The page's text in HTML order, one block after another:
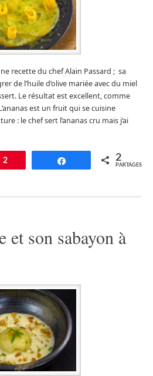
recette du chef Alain Passard ; sa
de l’huile d’olive mariée avec du miel
Le résultat est excellent, comme
est un fruit qui se cuisine
: le chef sert l’ananas cru mais j’ai
2 Partagez 2
PARTAGES
et son sabayon à